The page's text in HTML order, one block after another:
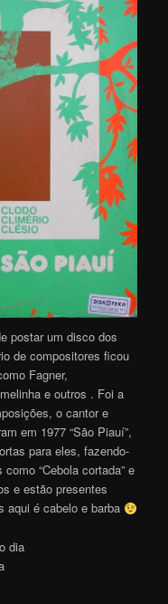
postar um disco dos
de compositores ficou
Fagner,
e outros . Foi a
o cantor e
em 1977 “São Piauí”,
para eles, fazendo-
“Cebola cortada” e
e estão presentes
aqui é cabelo e barba
dia